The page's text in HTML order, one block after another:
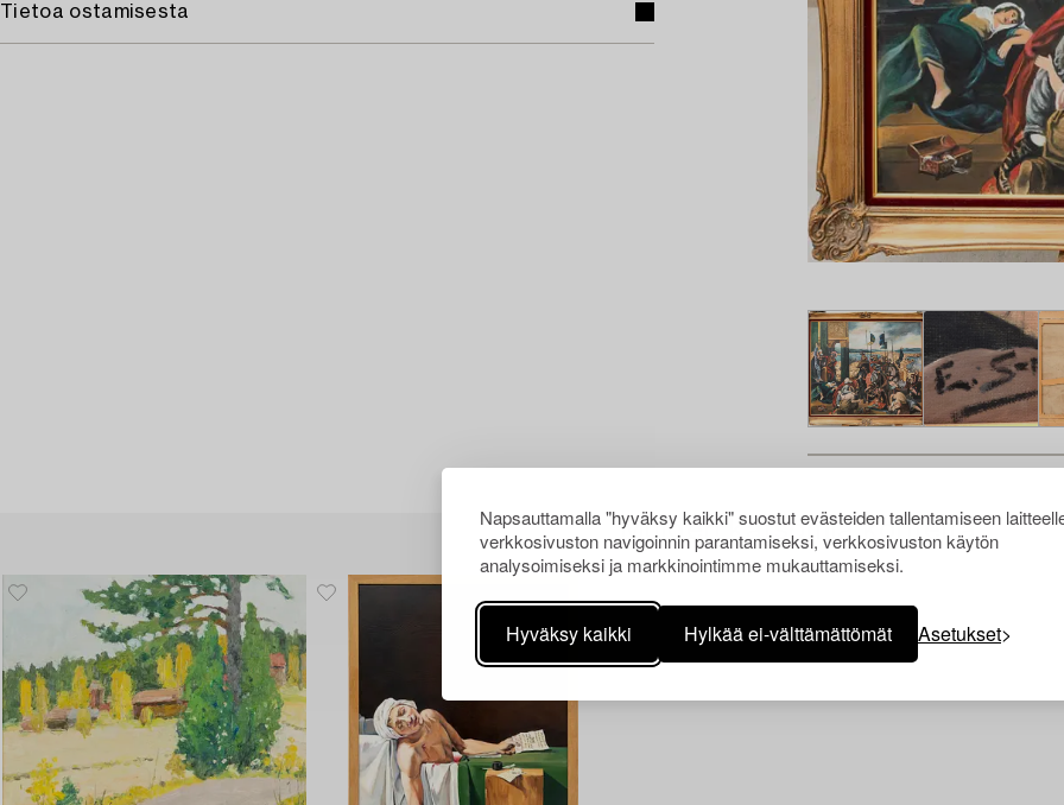
Napsauttamalla "hyväksy kaikki" suostut evästeiden tallentamiseen
verkkosivuston navigoinnin parantamiseksi, verkkosivuston käytön
analysoimiseksi ja markkinointimme mukauttamiseksi.
Hyväksy kaikki Hylkää ei-välttämättömät Asetukset
Tietoa ostamisesta
Muiden katsomia kohteita